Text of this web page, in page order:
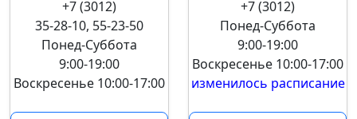
+7 (3012)
35-28-10, 55-23-50
Понед-Суббота
9:00-19:00
Воскресенье 10:00-17:00
+7 (3012)
Понед-Суббота
9:00-19:00
Воскресенье 10:00-17:00
изменилось расписание